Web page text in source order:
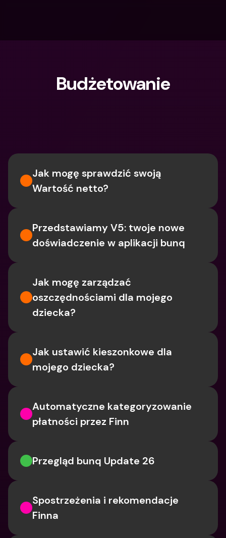
Budżetowanie
Jak mogę sprawdzić swoją
Wartość netto?
Przedstawiamy V5: twoje nowe
doświadczenie w aplikacji bunq
Jak mogę zarządzać
oszczędnościami dla mojego
dziecka?
Jak ustawić kieszonkowe dla
mojego dziecka?
Automatyczne kategoryzowanie
płatności przez Finn
Przegląd bunq Update 26
Spostrzeżenia i rekomendacje
Finna